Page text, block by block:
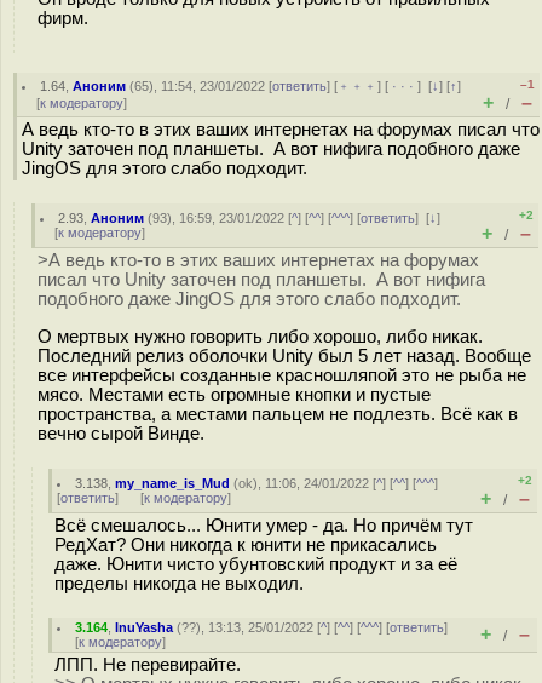
фирм.
1.64 ,Аноним (65), 11:54, 23/01/2022 [ответить] [ ﹢﹢﹢] [ · · ·][↓] [↑]
[к модератору]
–1
+ / –
А ведь кто-то в этих ваших интернетах на форумах писал что
Unity заточен под планшеты. А вот нифига подобного даже
JingOS для этого слабо подходит.
2.93 ,Аноним (93), 16:59, 23/01/2022 [^] [^^] [^^^] [ответить][↓]
[к модератору]
+2
+ / –
>А ведь кто-то в этих ваших интернетах на форумах
писал что Unity заточен под планшеты. А вот нифига
подобного даже JingOS для этого слабо подходит.
О мертвых нужно говорить либо хорошо, либо никак.
Последний релиз оболочки Unity был 5 лет назад. Вообще
все интерфейсы созданные красношляпой это не рыба не
мясо. Местами есть огромные кнопки и пустые
пространства, а местами пальцем не подлезть. Всё как в
вечно сырой Винде.
3.138 ,my_name_is_Mud (ok), 11:06, 24/01/2022 [^] [^^] [^^^]
[ответить] [к модератору]
+2
+ / –
Всё смешалось... Юнити умер - да. Но причём тут
РедХат? Они никогда к юнити не прикасались
даже. Юнити чисто убунтовский продукт и за её
пределы никогда не выходил.
3.164 ,InuYasha (??), 13:13, 25/01/2022 [^] [^^] [^^^] [ответить]
[к модератору] + / –
ЛПП. Не перевирайте.